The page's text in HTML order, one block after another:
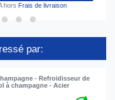
hors Frais de livraison
par:
- Refroidisseur de
à champagne - Acier